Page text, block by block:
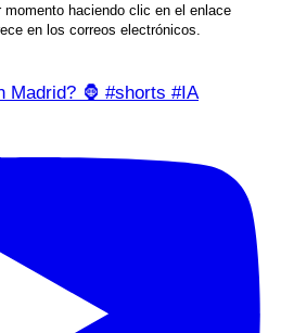
haciendo clic en el enlace
en los correos electrónicos.
Madrid? 🦍 #shorts #IA